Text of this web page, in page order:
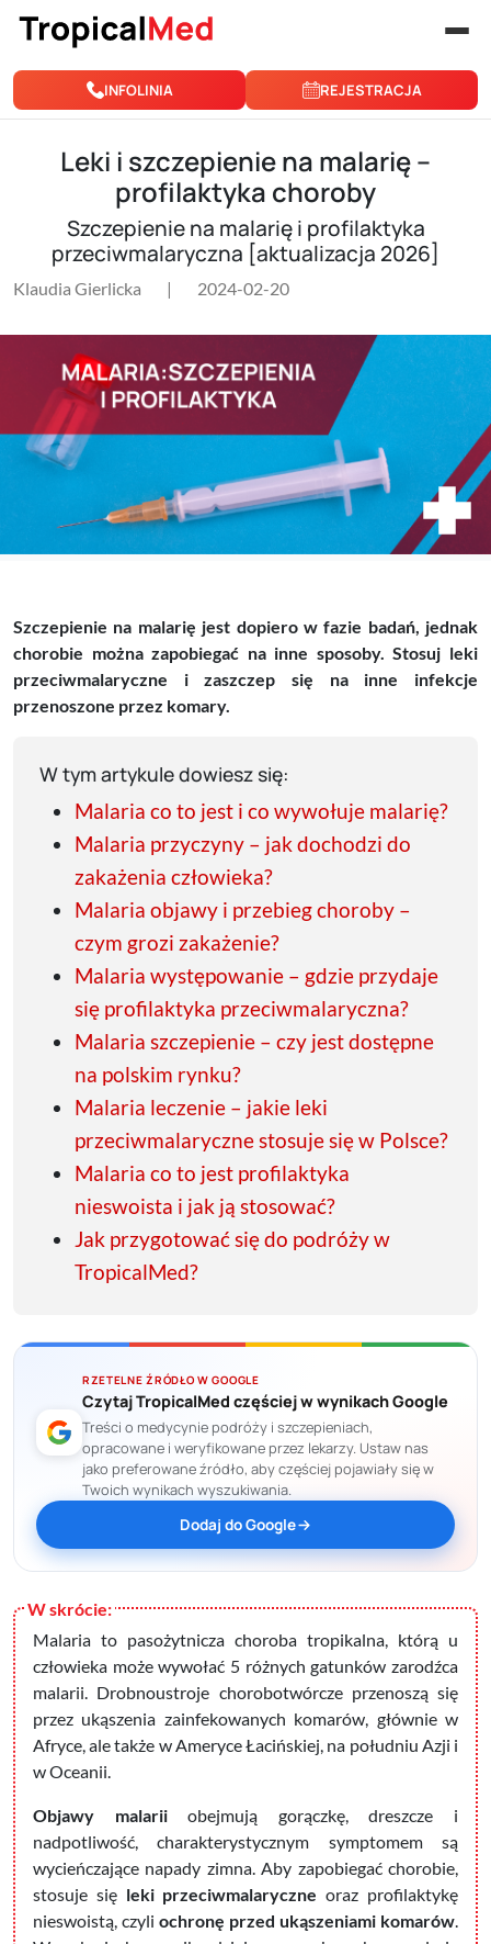
Przejdź do treści
INFOLINIA REJESTRACJA
Leki i szczepienie na malarię –
profilaktyka choroby
Szczepienie na malarię i profilaktyka
przeciwmalaryczna [aktualizacja 2026]
Klaudia Gierlicka | 2024-02-20
Szczepienie na malarię jest dopiero w fazie badań, jednak
chorobie można zapobiegać na inne sposoby. Stosuj leki
przeciwmalaryczne i zaszczep się na inne infekcje
przenoszone przez komary.
W tym artykule dowiesz się:
Malaria co to jest i co wywołuje malarię?
Malaria przyczyny – jak dochodzi do
zakażenia człowieka?
Malaria objawy i przebieg choroby –
czym grozi zakażenie?
Malaria występowanie – gdzie przydaje
się profilaktyka przeciwmalaryczna?
Malaria szczepienie – czy jest dostępne
na polskim rynku?
Malaria leczenie – jakie leki
przeciwmalaryczne stosuje się w Polsce?
Malaria co to jest profilaktyka
nieswoista i jak ją stosować?
Jak przygotować się do podróży w
TropicalMed?
RZETELNE ŹRÓDŁO W GOOGLE
Czytaj TropicalMed częściej w wynikach Google
Treści o medycynie podróży i szczepieniach,
opracowane i weryfikowane przez lekarzy. Ustaw nas
jako preferowane źródło, aby częściej pojawiały się w
Twoich wynikach wyszukiwania.
Dodaj do Google
Malaria to pasożytnicza choroba tropikalna, którą u
człowieka może wywołać 5 różnych gatunków zarodźca
malarii. Drobnoustroje chorobotwórcze przenoszą się
przez ukąszenia zainfekowanych komarów, głównie w
Afryce, ale także w Ameryce Łacińskiej, na południu Azji i
w Oceanii.
Objawy malariiobejmują gorączkę, dreszcze i
nadpotliwość, charakterystycznym symptomem są
wycieńczające napady zimna. Aby zapobiegać chorobie,
stosuje się leki przeciwmalaryczne oraz profilaktykę
nieswoistą, czyli ochronę przed ukąszeniami komarów.